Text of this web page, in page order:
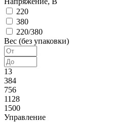
220
380
220/380
Вес (без упаковки)
13
384
756
1128
1500
Управление